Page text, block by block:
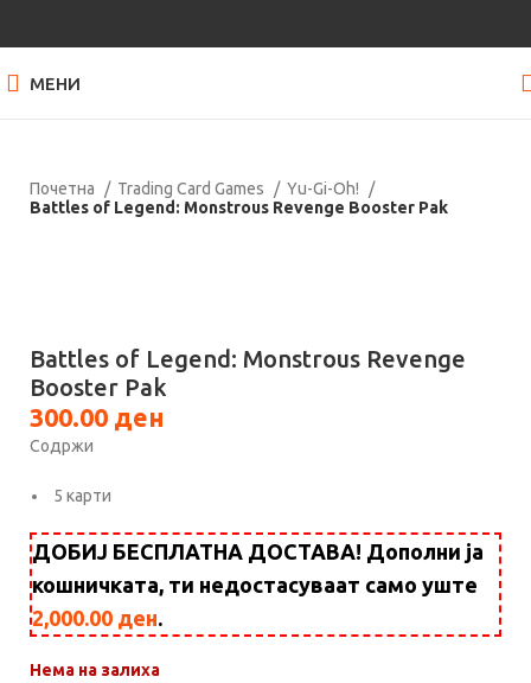
МЕНИ
Почетна Trading Card Games
Yu-Gi-Oh!
Battles of Legend: Monstrous Revenge Booster Pak
Battles of Legend: Monstrous Revenge
Booster Pak
300.00 ден
Содржи
5 карти
ДОБИЈ БЕСПЛАТНА ДОСТАВА! Дополни ја
кошничката, ти недостасуваат само уште
2,000.00 ден.
Нема на залиха